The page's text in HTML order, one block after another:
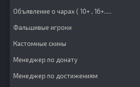
Объявление о чарах ( 10+ , 16+.....
Фальшивые игроки
Кастомные скины
Менеджер по донату
Менеджер по достижениям